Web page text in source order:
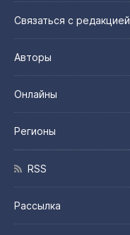
Связаться с редакцией
Авторы
Онлайны
Регионы
RSS
Рассылка